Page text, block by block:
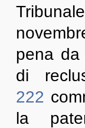
pena
di
222
la